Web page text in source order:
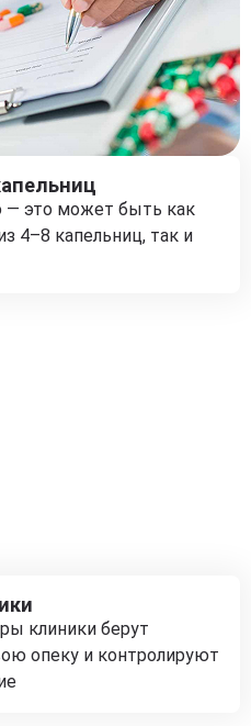
— это может быть как
4–8 капельниц, так и
клиники берут
опеку и контролируют